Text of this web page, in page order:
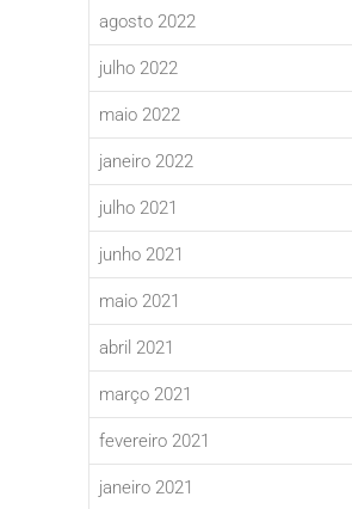
agosto 2022
julho 2022
maio 2022
janeiro 2022
julho 2021
junho 2021
maio 2021
abril 2021
março 2021
fevereiro 2021
janeiro 2021